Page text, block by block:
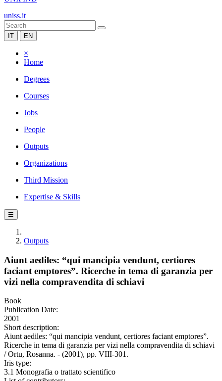
uniss.it
IT EN
×
Home
Degrees
Courses
Jobs
People
Outputs
Organizations
Third Mission
Expertise & Skills
☰
Outputs
Aiunt aediles: “qui mancipia vendunt, certiores
faciant emptores”. Ricerche in tema di garanzia per
vizi nella compravendita di schiavi
Book
Publication Date:
2001
Short description:
Aiunt aediles: “qui mancipia vendunt, certiores faciant emptores”.
Ricerche in tema di garanzia per vizi nella compravendita di schiavi
/ Ortu, Rosanna. - (2001), pp. VIII-301.
Iris type:
3.1 Monografia o trattato scientifico